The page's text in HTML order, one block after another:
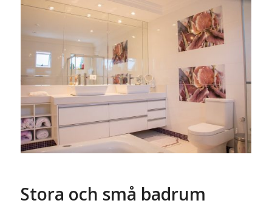
Stora och små badrum